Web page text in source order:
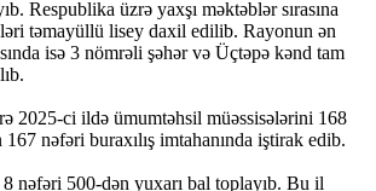
Respublika üzrə yaxşı məktəblər sırasına
təmayüllü lisey daxil edilib. Rayonun ən
isə 3 nömrəli şəhər və Üçtəpə kənd tam
2025-ci ildə ümumtəhsil müəssisələrini 168
nəfəri buraxılış imtahanında iştirak edib.
8 nəfəri 500-dən yuxarı bal toplayıb. Bu il